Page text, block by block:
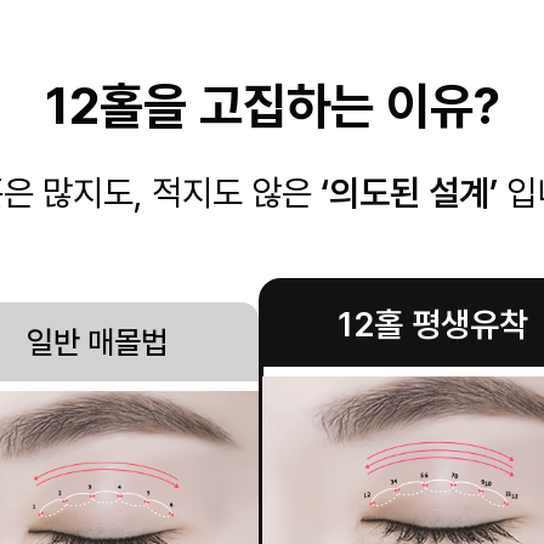
12홀을 고집하는 이유?
많지도, 적지도 않은 ‘의도된 설계’
일반 매몰법 12홀 평생유착